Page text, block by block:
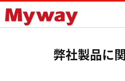
弊社製品に